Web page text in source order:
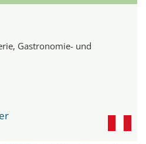
Gastronomie- und